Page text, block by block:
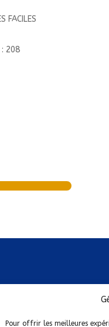
Pour offrir les meilleures
FACILES
208